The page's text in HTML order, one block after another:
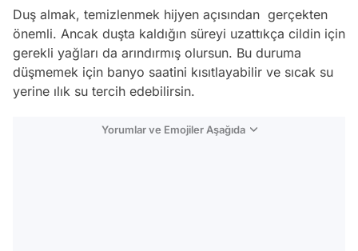
Duş almak, temizlenmek hijyen açısından gerçekten
önemli. Ancak duşta kaldığın süreyi uzattıkça cildin için
gerekli yağları da arındırmış olursun. Bu duruma
düşmemek için banyo saatini kısıtlayabilir ve sıcak su
yerine ılık su tercih edebilirsin.
Yorumlar ve Emojiler Aşağıda